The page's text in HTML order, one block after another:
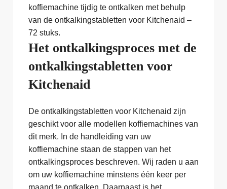
koffiemachine tijdig te ontkalken met behulp
van de ontkalkingstabletten voor Kitchenaid –
72 stuks.
Het ontkalkingsproces met de
ontkalkingstabletten voor
Kitchenaid
De ontkalkingstabletten voor Kitchenaid zijn
geschikt voor alle modellen koffiemachines van
dit merk. In de handleiding van uw
koffiemachine staan de stappen van het
ontkalkingsproces beschreven. Wij raden u aan
om uw koffiemachine minstens één keer per